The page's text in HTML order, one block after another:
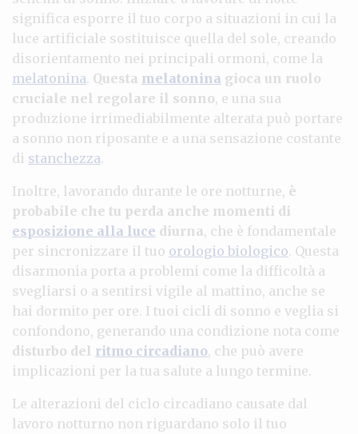
significa esporre il tuo corpo a situazioni in cui la
luce artificiale sostituisce quella del sole, creando
disorientamento nei principali ormoni, come la
melatonina. Questa melatonina gioca un ruolo
cruciale nel regolare il sonno, e una sua
produzione irrimediabilmente alterata può portare
a sonno non riposante e a una sensazione costante
di stanchezza.
Inoltre, lavorando durante le ore notturne, è
probabile che tu perda anche momenti di
esposizione alla luce diurna, che è fondamentale
per sincronizzare il tuo orologio biologico. Questa
disarmonia porta a problemi come la difficoltà a
svegliarsi o a sentirsi vigile al mattino, anche se
hai dormito per ore. I tuoi cicli di sonno e veglia si
confondono, generando una condizione nota come
disturbo del ritmo circadiano, che può avere
implicazioni per la tua salute a lungo termine.
Le alterazioni del ciclo circadiano causate dal
lavoro notturno non riguardano solo il tuo